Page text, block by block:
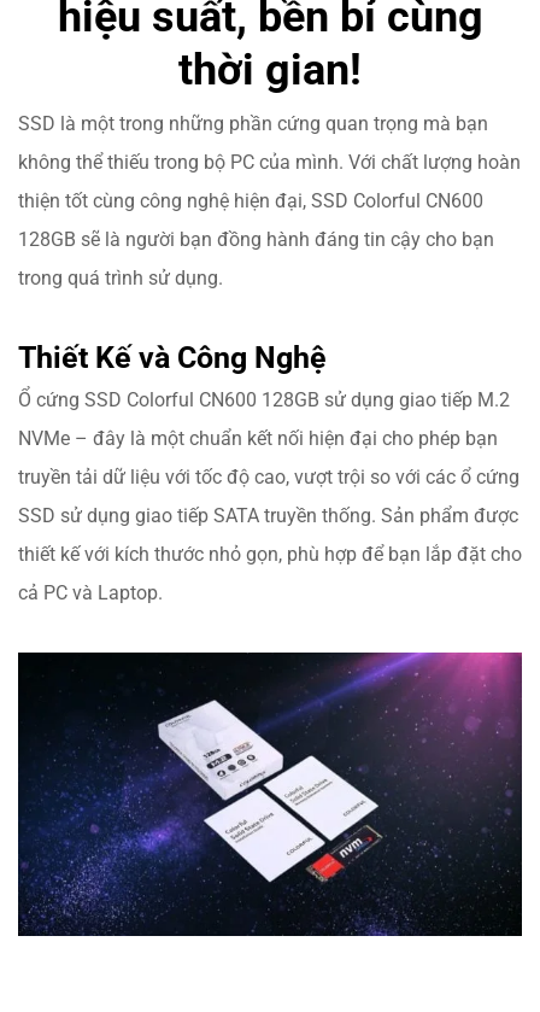
hiệu suất, bền bỉ cùng
thời gian!
SSD là một trong những phần cứng quan trọng mà bạn
không thể thiếu trong bộ PC của mình. Với chất lượng hoàn
thiện tốt cùng công nghệ hiện đại, SSD Colorful CN600
128GB sẽ là người bạn đồng hành đáng tin cậy cho bạn
trong quá trình sử dụng.
Thiết Kế và Công Nghệ
Ổ cứng SSD Colorful CN600 128GB sử dụng giao tiếp M.2
NVMe – đây là một chuẩn kết nối hiện đại cho phép bạn
truyền tải dữ liệu với tốc độ cao, vượt trội so với các ổ cứng
SSD sử dụng giao tiếp SATA truyền thống. Sản phẩm được
thiết kế với kích thước nhỏ gọn, phù hợp để bạn lắp đặt cho
cả PC và Laptop.